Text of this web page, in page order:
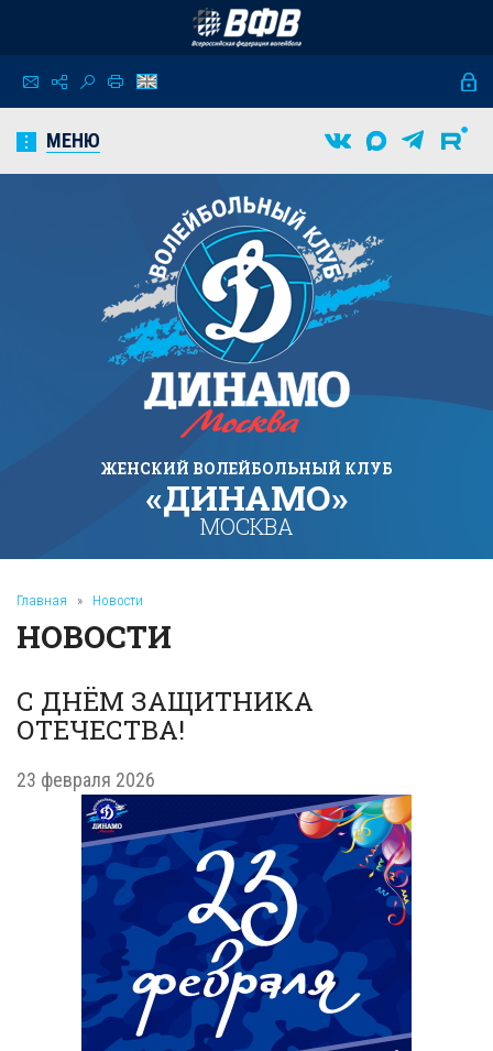
МЕНЮ
ЖЕНСКИЙ ВОЛЕЙБОЛЬНЫЙ КЛУБ
«ДИНАМО»
МОСКВА
Главная » Новости
НОВОСТИ
С ДНЁМ ЗАЩИТНИКА
ОТЕЧЕСТВА!
23 февраля 2026